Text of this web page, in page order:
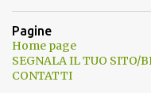
Pagine
Home page
SEGNALA IL TUO SITO/
CONTATTI